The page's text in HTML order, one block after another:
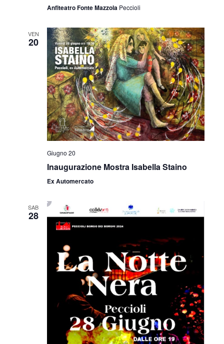
Anfiteatro Fonte Mazzola Peccioli
VEN
20
Giugno 20
Inaugurazione Mostra Isabella Staino
Ex Automercato
SAB
28